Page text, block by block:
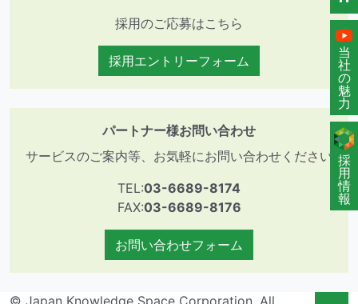
採用のご応募はこちら
採用エントリーフォーム
パートナー様お問い合わせ
サービスのご案内等、お気軽にお問い合わせください
TEL:03-6689-8174
FAX:03-6689-8176
お問い合わせフォーム
© Japan Knowledge Space Corporation. All
当
社
の
魅
力
採
用
情
報